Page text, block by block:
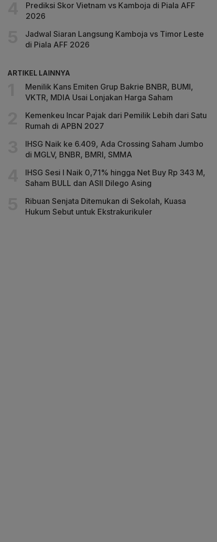
Prediksi Skor Vietnam vs Kamboja di Piala AFF
2026
Jadwal Siaran Langsung Kamboja vs Timor Leste
di Piala AFF 2026
ARTIKEL LAINNYA
Menilik Kans Emiten Grup Bakrie BNBR, BUMI,
VKTR, MDIA Usai Lonjakan Harga Saham
Kemenkeu Incar Pajak dari Pemilik Lebih dari Satu
Rumah di APBN 2027
IHSG Naik ke 6.409, Ada Crossing Saham Jumbo
di MGLV, BNBR, BMRI, SMMA
IHSG Sesi I Naik 0,71% hingga Net Buy Rp 343 M,
Saham BULL dan ASII Dilego Asing
Ribuan Senjata Ditemukan di Sekolah, Kuasa
Hukum Sebut untuk Ekstrakurikuler